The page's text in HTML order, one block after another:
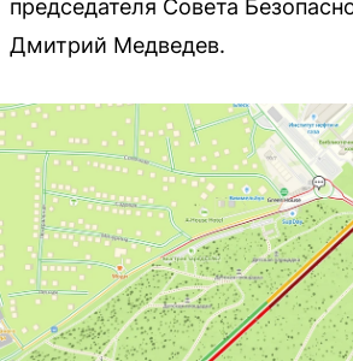
председателя Совета
Дмитрий Медведев.